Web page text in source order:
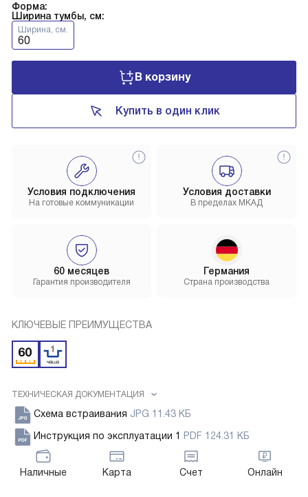
Форма:
Ширина тумбы, см:
Ширина, см.
60
В корзину
Купить в один клик
Условия доставки
В пределах МКАД
60 месяцев
Гарантия производителя
Условия подключения
На готовые коммуникации
Германия
Страна производства
КЛЮЧЕВЫЕ ПРЕИМУЩЕСТВА
ТЕХНИЧЕСКАЯ ДОКУМЕНТАЦИЯ
Схема встраивания JPG 11.43 КБ
Инструкция по эксплуатации 1
PDF 124.31 КБ
Наличные Карта Счет Онлайн